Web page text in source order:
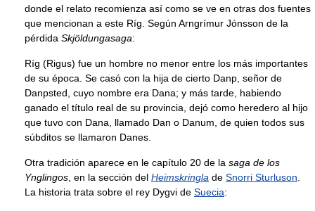
donde el relato recomienza así como se ve en otras dos fuentes
que mencionan a este Ríg. Según Arngrímur Jónsson de la
pérdida Skjöldungasaga:
Ríg (Rigus) fue un hombre no menor entre los más importantes
de su época. Se casó con la hija de cierto Danp, señor de
Danpsted, cuyo nombre era Dana; y más tarde, habiendo
ganado el título real de su provincia, dejó como heredero al hijo
que tuvo con Dana, llamado Dan o Danum, de quien todos sus
súbditos se llamaron Danes.
Otra tradición aparece en le capítulo 20 de la saga de los
Ynglingos , en la sección del Heimskringla de Snorri Sturluson
La historia trata sobre el rey Dygvi de Suecia: